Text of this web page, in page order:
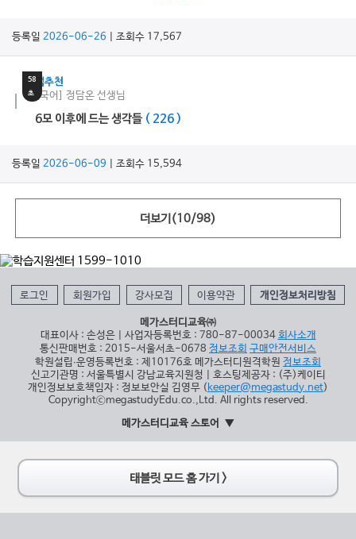
등록일 2026-06-26 | 조회수 17,567
58
초
쌤추천
[국어] 정담온 선생님
6모 이후에 드는 생각들 ( 226 )
등록일 2026-06-09 | 조회수 15,594
더보기(10/98)
로그인 회원가입 강사모집 이용약관 개인정보처리방침
메가스터디교육㈜
대표이사 : 손성은 | 사업자등록번호 : 780-87-00034 회사소개
통신판매번호 : 2015-서울서초-0678 정보조회 구매안전서비스
학원설립∙운영등록번호 : 제10176호 메가스터디원격학원 정보조회
신고기관명 : 서울특별시 강남교육지원청 | 호스팅제공자 : (주)케이티
개인정보보호책임자 : 정보보안실 김영무 ( keeper@megastudy.net)
CopyrightⓒmegastudyEdu.co.,Ltd. All rights reserved.
메가스터디교육 스토어
태블릿 모드 홈 가기 >